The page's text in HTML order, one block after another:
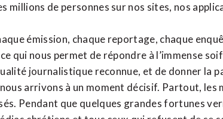
millions de personnes sur nos sites, nos
émission, chaque reportage, chaque
qui nous permet de répondre à l’immense
journalistique reconnue, et de donner la
arrivons à un moment décisif. Partout,
Pendant que quelques grandes fortunes